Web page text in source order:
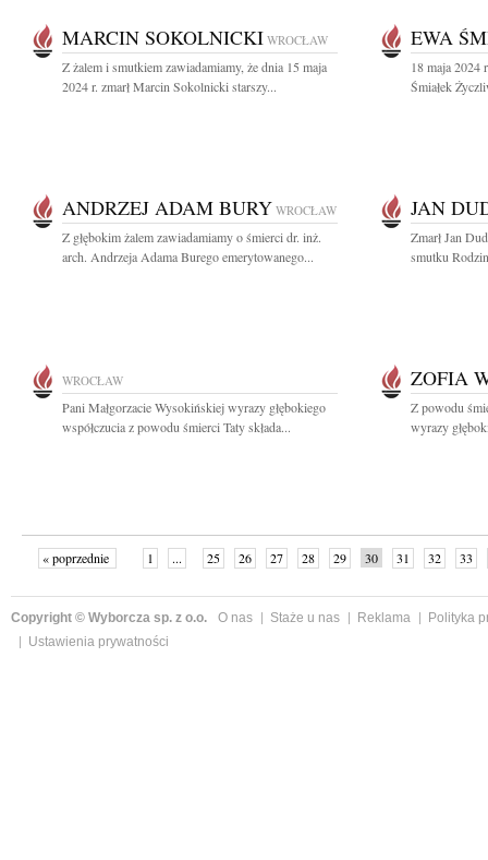
MARCIN SOKOLNICKI WROCŁAW
Z żalem i smutkiem zawiadamiamy, że dnia 15 maja
2024 r. zmarł Marcin Sokolnicki starszy...
EWA
18 maja 2024
Śmiałek
ANDRZEJ ADAM BURY WROCŁAW
Z głębokim żalem zawiadamiamy o śmierci dr. inż.
arch. Andrzeja Adama Burego emerytowanego...
JAN
Zmarł Jan
smutku
WROCŁAW
Pani Małgorzacie Wysokińskiej wyrazy głębokiego
współczucia z powodu śmierci Taty składa...
ZOFIA
Z powodu
wyrazy
« poprzednie 1 ... 25 26 27 28 29 30 31 32
33
Copyright © Wyborcza sp. z o.o. O nas Staże u nas Reklama
Polityka
Ustawienia prywatności